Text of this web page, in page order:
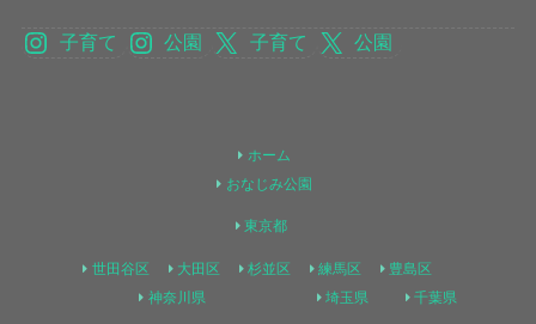
子育て 公園 子育て 公園
ホーム
おなじみ公園
東京都
世田谷区 大田区 杉並区 練馬区
豊島区
神奈川県
埼玉県 千葉県